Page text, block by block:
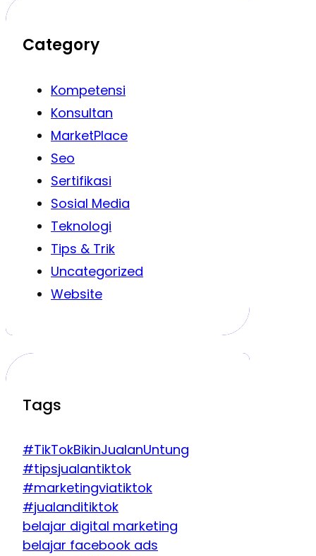
Category
Kompetensi
Konsultan
MarketPlace
Seo
Sertifikasi
Sosial Media
Teknologi
Tips & Trik
Uncategorized
Website
Tags
#TikTokBikinJualanUntung
#tipsjualantiktok
#marketingviatiktok
#jualanditiktok
belajar digital marketing
belajar facebook ads